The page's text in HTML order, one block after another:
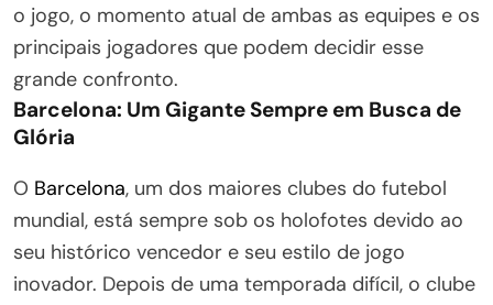
o jogo, o momento atual de ambas as equipes e os
principais jogadores que podem decidir esse
grande confronto.
Barcelona: Um Gigante Sempre em Busca de
Glória
O Barcelona, um dos maiores clubes do futebol
mundial, está sempre sob os holofotes devido ao
seu histórico vencedor e seu estilo de jogo
inovador. Depois de uma temporada difícil, o clube